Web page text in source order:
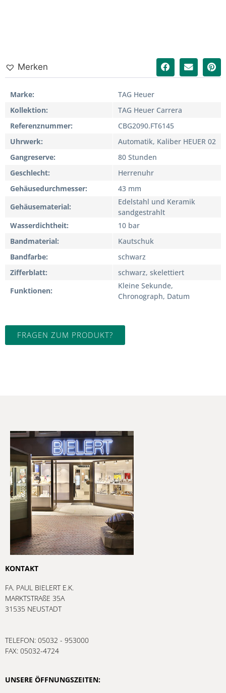
Merken
Marke
TAG Heuer
Kollektion
TAG Heuer Carrera
Referenznummer
CBG2090.FT6145
Uhrwerk
Automatik, Kaliber HEUER 02
Gangreserve
80 Stunden
Geschlecht
Herrenuhr
Gehäusedurchmesser
43 mm
Gehäusematerial
Edelstahl und Keramik
sandgestrahlt
Wasserdichtheit
10 bar
Bandmaterial
Kautschuk
Bandfarbe
schwarz
Zifferblatt
schwarz, skelettiert
Funktionen
Kleine Sekunde,
Chronograph, Datum
FRAGEN ZUM PRODUKT?
KONTAKT
FA. PAUL BIELERT E.K.
MARKTSTRAßE 35A
31535 NEUSTADT
TELEFON: 05032 - 953000
FAX: 05032-4724
UNSERE ÖFFNUNGSZEITEN: